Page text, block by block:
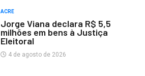
ACRE
Jorge Viana declara R$ 5,5
milhões em bens à Justiça
Eleitoral
4 de agosto de 2026